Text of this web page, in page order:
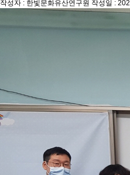
작성자 : 한빛문화유산연구원 작성일 :